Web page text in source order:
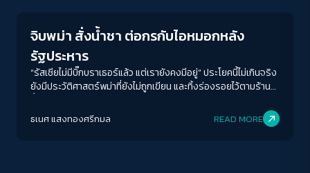
จิบพม่า สั่งน้ำชา ต่อกรกับไอหมอกหลัง
รัฐประหาร
“รัสเซียไม่มีบิ๊กบราเธอร์แล้ว แต่เรายังคงมีอยู่” ประโยคนี้ไม่เกินจริง
ยังมีประวัติศาสตร์พม่าที่ยังไม่ถูกเขียน และทิ้งร่องรอยไว้ตามร้าน
การพากลับไปสู่อดีต หากแต่กำลังบันทึกปัจจุบันหลังรัฐประหารที่
ธเนศ แสงทองศรีกมล READ MORE
ปกติ มาก มากที่สุด
ปิด Deutan Tritan